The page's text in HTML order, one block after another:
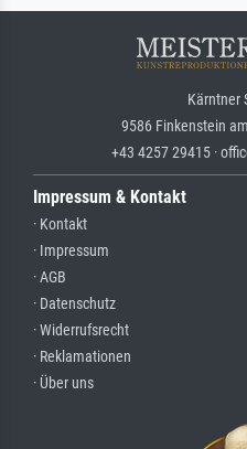
Kärntner
9586 Finkenstein
+43 4257 29415 ·
Impressum & Kontakt
· Kontakt
· Impressum
· AGB
· Datenschutz
· Widerrufsrecht
· Reklamationen
· Über uns